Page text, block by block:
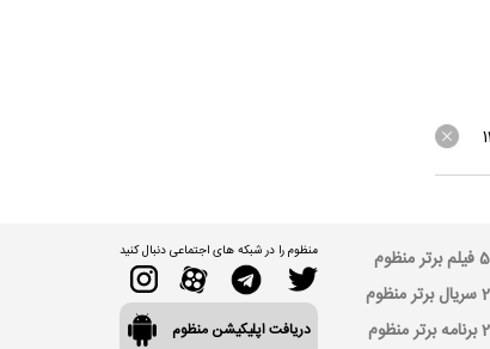
منظوم
منظوم
منظوم
منظوم را در شبکه های اجتماعی دنبال کنید
دریافت اپلیکیشن منظوم